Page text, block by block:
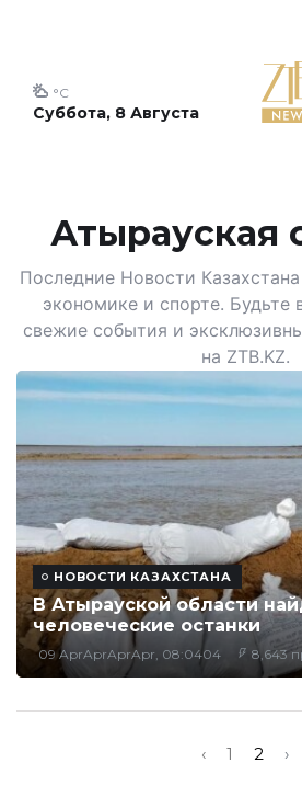
Суббота, 8 Августа
°C
Атырауская
Последние Новости
экономике и спорте. Будьте
свежие события и
на ZTB.KZ.
НОВОСТИ КАЗАХСТАНА
В Атырауской области
человеческие останки
09 AprAprAprApr, 08:0404 8,643
‹ 1 2 ›